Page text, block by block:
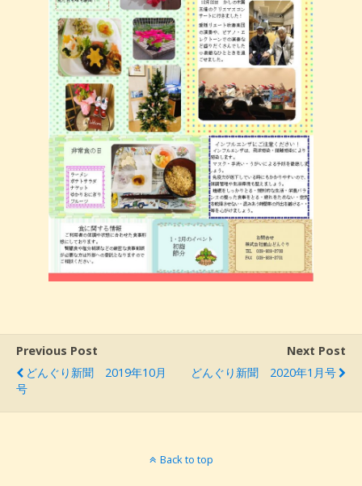
Previous Post
どんぐり新聞 2019年10月
号
Next Post
どんぐり新聞 2020年1月号
Back to top